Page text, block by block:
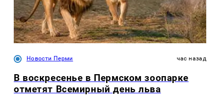
Новости Перми час назад
В воскресенье в Пермском зоопарке
отметят Всемирный день льва